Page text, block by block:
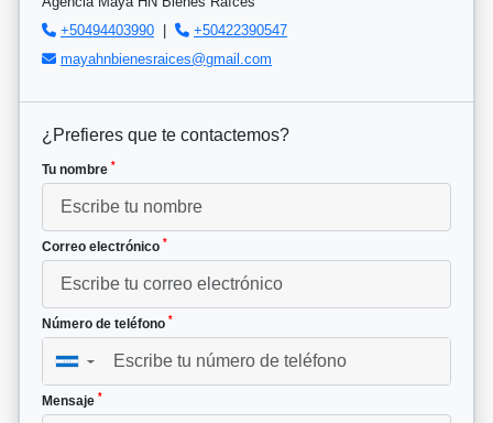
+50494403990 |
+50422390547
mayahnbienesraices@gmail.com
¿Prefieres que te contactemos?
Tu nombre *
Correo electrónico *
Número de teléfono *
▼
Mensaje *